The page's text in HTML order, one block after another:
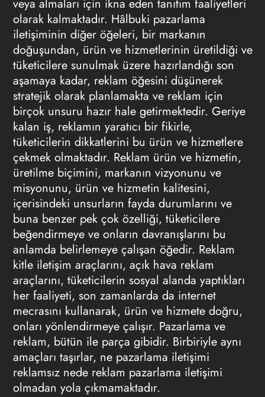
veya almaları için ikna eden tanıtım faaliyetleri
olarak kalmaktadır. Hâlbuki pazarlama
iletişiminin diğer öğeleri, bir markanın
doğuşundan, ürün ve hizmetlerinin üretildiği ve
tüketicilere sunulmak üzere hazırlandığı son
aşamaya kadar, reklam öğesini düşünerek
stratejik olarak planlamakta ve reklam için
birçok unsuru hazır hale getirmektedir. Geriye
kalan iş, reklamın yaratıcı bir fikirle,
tüketicilerin dikkatlerini bu ürün ve hizmetlere
çekmek olmaktadır. Reklam ürün ve hizmetin,
üretilme biçimini, markanın vizyonunu ve
misyonunu, ürün ve hizmetin kalitesini,
içerisindeki unsurların fayda durumlarını ve
buna benzer pek çok özelliği, tüketicilere
beğendirmeye ve onların davranışlarını bu
anlamda belirlemeye çalışan öğedir. Reklam
kitle iletişim araçlarını, açık hava reklam
araçlarını, tüketicilerin sosyal alanda yaptıkları
her faaliyeti, son zamanlarda da internet
mecrasını kullanarak, ürün ve hizmete doğru,
onları yönlendirmeye çalışır. Pazarlama ve
reklam, bütün ile parça gibidir. Birbiriyle aynı
amaçları taşırlar, ne pazarlama iletişimi
reklamsız nede reklam pazarlama iletişimi
olmadan yola çıkmamaktadır.